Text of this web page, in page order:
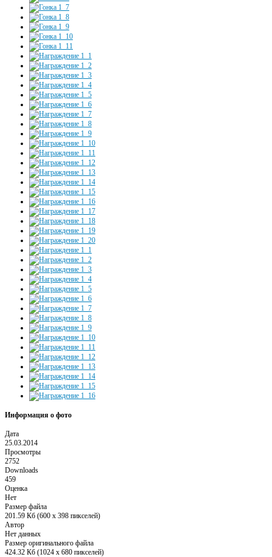
Информация о фото
Дата
25.03.2014
Просмотры
2752
Downloads
459
Оценка
Нет
Размер файла
201.59 Кб (600 x 398 пикселей)
Автор
Нет данных
Размер оригинального файла
424.32 Кб (1024 x 680 пикселей)